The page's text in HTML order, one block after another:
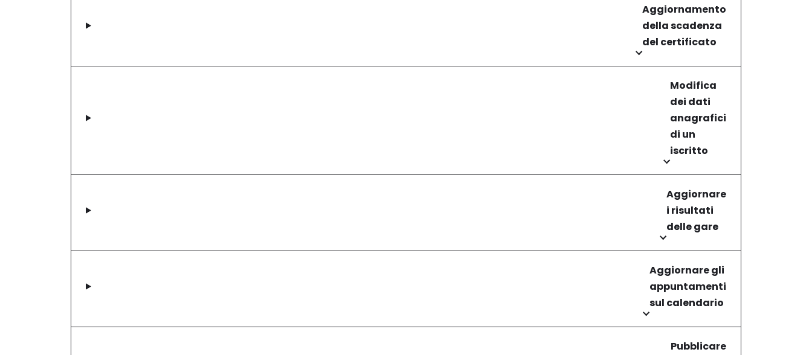
Aggiornamento
della scadenza
del certificato
Modifica
dei dati
anagrafici
di un
iscritto
Aggiornare
i risultati
delle gare
Aggiornare gli
appuntamenti
sul calendario
Pubblicare